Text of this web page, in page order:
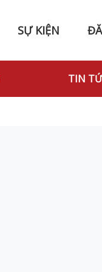
SỰ KIỆN
TIN